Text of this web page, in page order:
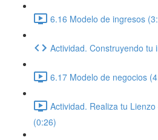
6.16 Modelo de ingresos
Actividad. Construyendo tu
6.17 Modelo de negocios
Actividad. Realiza tu
(0:26)